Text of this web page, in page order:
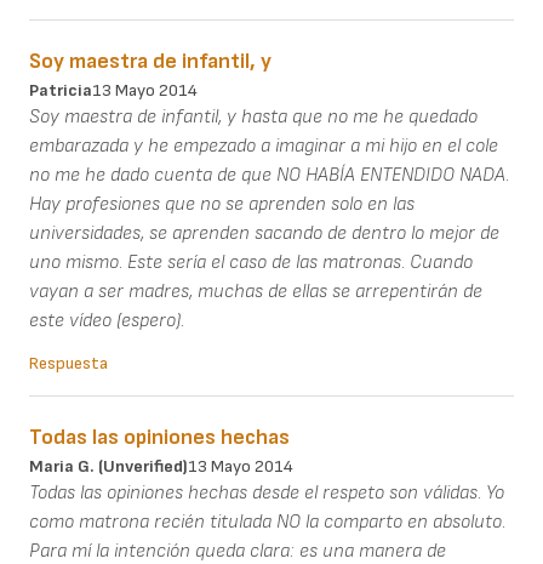
Soy maestra de infantil, y
Patricia13 Mayo 2014
Soy maestra de infantil, y hasta que no me he quedado
embarazada y he empezado a imaginar a mi hijo en el cole
no me he dado cuenta de que NO HABÍA ENTENDIDO NADA.
Hay profesiones que no se aprenden solo en las
universidades, se aprenden sacando de dentro lo mejor de
uno mismo. Este sería el caso de las matronas. Cuando
vayan a ser madres, muchas de ellas se arrepentirán de
este vídeo (espero).
Respuesta
Todas las opiniones hechas
Maria G. (unverified)13 Mayo 2014
Todas las opiniones hechas desde el respeto son válidas. Yo
como matrona recién titulada NO la comparto en absoluto.
Para mí la intención queda clara: es una manera de